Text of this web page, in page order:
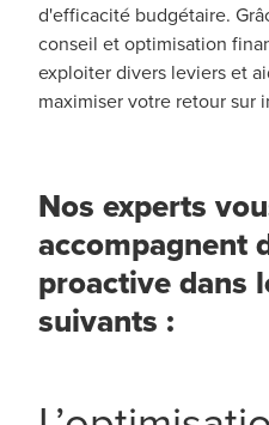
d'efficacité budgétaire.
conseil et optimisation
exploiter divers leviers et
maximiser votre retour sur
Nos experts
accompagnent
proactive dans
suivants :